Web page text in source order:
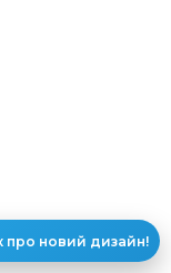
про новий дизайн!